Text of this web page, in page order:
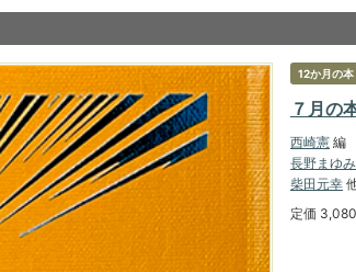
12か月の本
７月の
西崎憲 編
長野まゆみ
柴田元幸
定価 3,080